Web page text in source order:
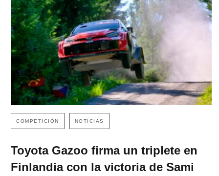
COMPETICIÓN NOTICIAS
Toyota Gazoo firma un triplete en
Finlandia con la victoria de Sami